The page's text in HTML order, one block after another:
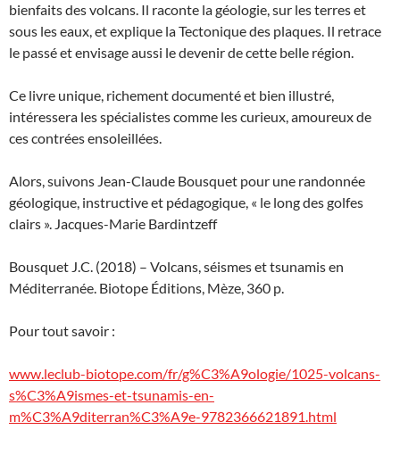
bienfaits des volcans. Il raconte la géologie, sur les terres et
sous les eaux, et explique la Tectonique des plaques. Il retrace
le passé et envisage aussi le devenir de cette belle région.
Ce livre unique, richement documenté et bien illustré,
intéressera les spécialistes comme les curieux, amoureux de
ces contrées ensoleillées.
Alors, suivons Jean-Claude Bousquet pour une randonnée
géologique, instructive et pédagogique, « le long des golfes
clairs ». Jacques-Marie Bardintzeff
Bousquet J.C. (2018) – Volcans, séismes et tsunamis en
Méditerranée. Biotope Éditions, Mèze, 360 p.
Pour tout savoir :
www.leclub-biotope.com/fr/g%C3%A9ologie/1025-volcans-
s%C3%A9ismes-et-tsunamis-en-
m%C3%A9diterran%C3%A9e-9782366621891.html